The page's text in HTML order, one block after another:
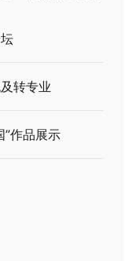
转专业
”作品展示